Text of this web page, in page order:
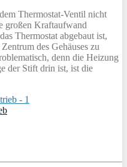
Thermostat-Ventil nicht
großen Kraftaufwand
Thermostat abgebaut ist,
des Gehäuses zu
denn die Heizung
der Stift drin ist, ist die